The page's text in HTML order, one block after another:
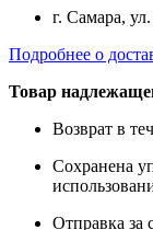
г. Самара,
Подробнее о
Товар
Возврат в
Сохранена
Отправка за